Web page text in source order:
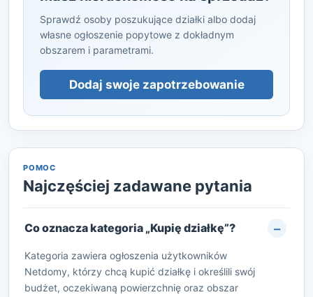
Sprawdź osoby poszukujące działki albo dodaj
własne ogłoszenie popytowe z dokładnym
obszarem i parametrami.
Dodaj swoje zapotrzebowanie
POMOC
Najczęściej zadawane pytania
Co oznacza kategoria „Kupię działkę”?
Kategoria zawiera ogłoszenia użytkowników
Netdomy, którzy chcą kupić działkę i określili swój
budżet, oczekiwaną powierzchnię oraz obszar